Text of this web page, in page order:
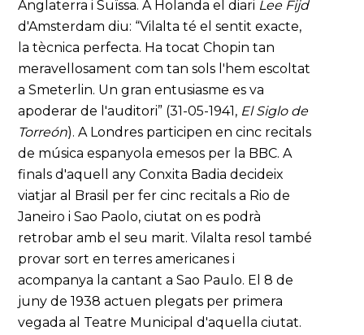
Anglaterra i Suïssa. A Holanda el diari Lee Fijd
d'Amsterdam diu: “Vilalta té el sentit exacte,
la tècnica perfecta. Ha tocat Chopin tan
meravellosament com tan sols l'hem escoltat
a Smeterlin. Un gran entusiasme es va
apoderar de l'auditori” (31-05-1941, El Siglo de
Torreón). A Londres participen en cinc recitals
de música espanyola emesos per la BBC. A
finals d'aquell any Conxita Badia decideix
viatjar al Brasil per fer cinc recitals a Rio de
Janeiro i Sao Paolo, ciutat on es podrà
retrobar amb el seu marit. Vilalta resol també
provar sort en terres americanes i
acompanya la cantant a Sao Paulo. El 8 de
juny de 1938 actuen plegats per primera
vegada al Teatre Municipal d'aquella ciutat.